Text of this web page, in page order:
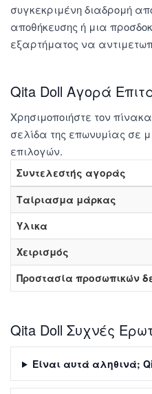
συγκεκριμένη διαδρομή
αποθήκευσης ή μια
εξαρτήματος να
Qita Doll Αγορά
Χρησιμοποιήστε τον
σελίδα της επωνυμίας σε
επιλογών.
Συντελεστής αγοράς
Ταίριασμα μάρκας
Υλικα
Χειρισμός
Προστασία προσωπικών
Qita Doll Συχνές
Είναι αυτά αληθινά;